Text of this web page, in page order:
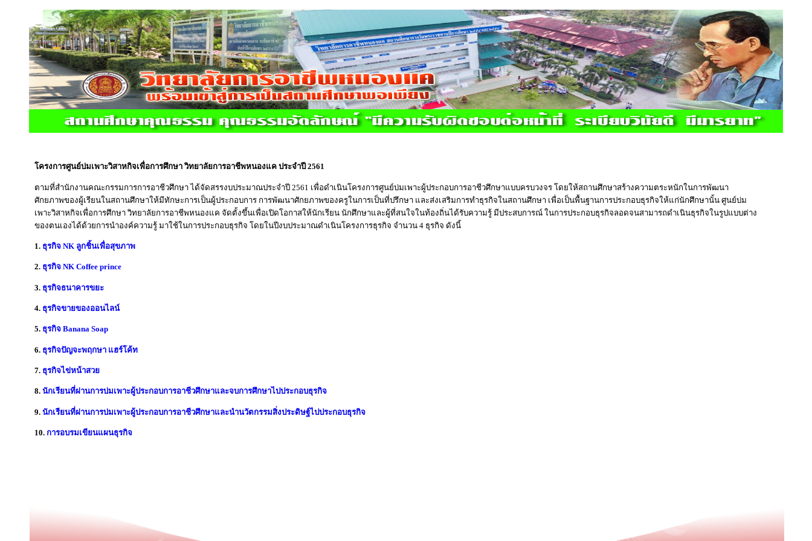
โครงการศูนย์บ่มเพาะวิสาหกิจเพื่อการศึกษา วิทยาลัยการอาชีพหนองแค ประจำปี 2561
ตามที่สำนักงานคณะกรรมการการอาชีวศึกษา ได้จัดสรรงบประมาณประจำปี 2561 เพื่อดำเนินโครงการศูนย์บ่มเพาะผู้ประกอบการอาชีวศึกษาแบบครบวงจร โดยให้สถานศึกษาสร้างความตระหนักในการพัฒนา
ศักยภาพของผู้เรียนในสถานศึกษาให้มีทักษะการเป็นผู้ประกอบการ การพัฒนาศักยภาพของครูในการเป็นที่ปรึกษา และส่งเสริมการทำธุรกิจในสถานศึกษา เพื่อเป็นพื้นฐานการประกอบธุรกิจให้แก่นักศึกษานั้น ศูนย์บ่ม
เพาะวิสาหกิจเพื่อการศึกษา วิทยาลัยการอาชีพหนองแค จัดตั้งขึ้นเพื่อเปิดโอกาสให้นักเรียน นักศึกษาและผู้ที่สนใจในท้องถิ่นได้รับความรู้ มีประสบการณ์ ในการประกอบธุรกิจลอดจนสามารถดำเนินธุรกิจในรูปแบบต่าง
ของตนเองได้ด้วยการนำองค์ความรู้ มาใช้ในการประกอบธุรกิจ โดยในปีงบประมาณดำเนินโครงการธุรกิจ จำนวน 4 ธุรกิจ ดังนี้
1. ธุรกิจ NK ลูกชิ้นเพื่อสุขภาพ
2. ธุรกิจ NK Coffee prince
3. ธุรกิจธนาคารขยะ
4. ธุรกิจขายของออนไลน์
5. ธุรกิจ Banana Soap
6. ธุรกิจปัญจะพฤกษา แฮร์โค้ท
7. ธุรกิจไข่หน้าสวย
8. นักเรียนที่ผ่านการบ่มเพาะผู้ประกอบการอาชีวศึกษาและจบการศึกษาไปประกอบธุรกิจ
9. นักเรียนที่ผ่านการบ่มเพาะผู้ประกอบการอาชีวศึกษาและนำนวัตกรรมสิ่งประดิษฐ์ไปประกอบธุรกิจ
10. การอบรมเขียนแผนธุรกิจ